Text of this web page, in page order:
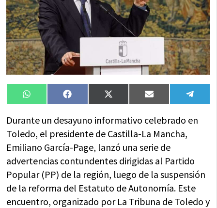
Compartir
en
WhatsAppCompartir
en
FacebookCompartir
en
X
(Twitter)
Compartir
en
Email
en
Durante un desayuno informativo celebrado en
Toledo, el presidente de Castilla-La Mancha,
Emiliano García-Page, lanzó una serie de
advertencias contundentes dirigidas al Partido
Popular (PP) de la región, luego de la suspensión
de la reforma del Estatuto de Autonomía. Este
encuentro, organizado por La Tribuna de Toledo y